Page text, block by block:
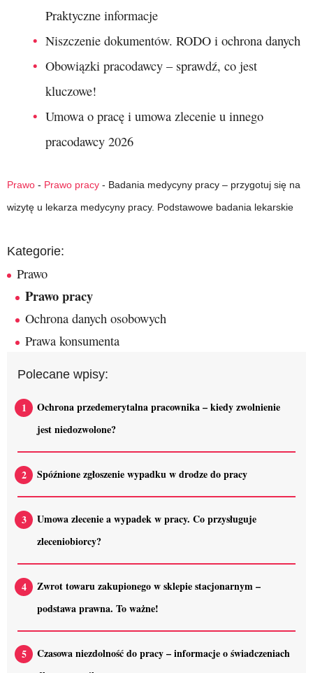
Praktyczne informacje
Niszczenie dokumentów. RODO i ochrona danych
Obowiązki pracodawcy – sprawdź, co jest
kluczowe!
Umowa o pracę i umowa zlecenie u innego
pracodawcy 2026
Prawo - Prawo pracy - Badania medycyny pracy – przygotuj się na
wizytę u lekarza medycyny pracy. Podstawowe badania lekarskie
Kategorie:
Prawo
Prawo pracy
Ochrona danych osobowych
Prawa konsumenta
Polecane wpisy:
Ochrona przedemerytalna pracownika – kiedy zwolnienie
jest niedozwolone?
Spóźnione zgłoszenie wypadku w drodze do pracy
Umowa zlecenie a wypadek w pracy. Co przysługuje
zleceniobiorcy?
Zwrot towaru zakupionego w sklepie stacjonarnym –
podstawa prawna. To ważne!
Czasowa niezdolność do pracy – informacje o świadczeniach